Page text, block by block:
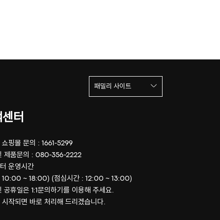
터
쇼핑몰 문의 : 1661-5299
제품문의 : 080-356-2222
운영시간
10:00 ~ 18:00) (점심시간 : 12:00 ~ 13:00)
공휴일은 1:1문의하기를 이용해 주세요.
시작되면 바로 처리해 드리겠습니다.
패밀리 사이트